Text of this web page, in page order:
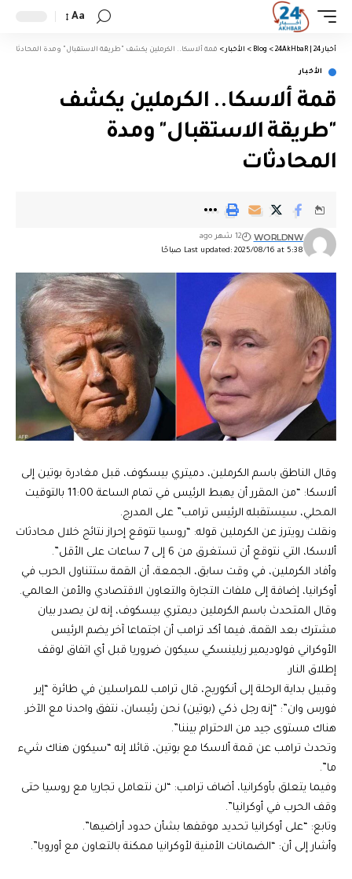
Aa
أخبار 24 | 24AkHbaR >
Blog
> الأخبار > قمة ألاسكا.. الكرملين يكشف "طريقة الاستقبال" ومدة المحادثات
الأخبار
قمة ألاسكا.. الكرملين يكشف
"طريقة الاستقبال" ومدة
المحادثات
Last updated: 2025/08/16 at 5:38 صباحًا
WORLDNW 12 شهر ago
وقال الناطق باسم الكرملين، دميتري بيسكوف، قبل مغادرة بوتين إلى
ألاسكا: “من المقرر أن يهبط الرئيس في تمام الساعة 11:00 بالتوقيت
المحلي، سيستقبله الرئيس ترامب” على المدرج.
ونقلت رويترز عن الكرملين قوله: “روسيا تتوقع إحراز نتائج خلال محادثات
ألاسكا، التي نتوقع أن تستغرق من 6 إلى 7 ساعات على الأقل”.
وأفاد الكرملين، في وقت سابق، الجمعة، أن القمة ستتناول الحرب في
أوكرانيا، إضافة إلى ملفات التجارة والتعاون الاقتصادي والأمن العالمي.
وقال المتحدث باسم الكرملين ديمتري بيسكوف، إنه لن يصدر بيان
مشترك بعد القمة، فيما أكد ترامب أن اجتماعا آخر يضم الرئيس
الأوكراني فولوديمير زيلينسكي سيكون ضروريا قبل أي اتفاق لوقف
إطلاق النار.
وقبيل بداية الرحلة إلى أنكوريج، قال ترامب للمراسلين في طائرة “إير
فورس وان”: “إنه رجل ذكي (بوتين) نحن رئيسان، نتفق واحدنا مع الآخر.
هناك مستوى جيد من الاحترام بيننا”.
وتحدث ترامب عن قمة ألاسكا مع بوتين، قائلا إنه “سيكون هناك شيء
ما”.
وفيما يتعلق بأوكرانيا، أضاف ترامب: “لن نتعامل تجاريا مع روسيا حتى
وقف الحرب في أوكرانيا”.
وتابع: “على أوكرانيا تحديد موقفها بشأن حدود أراضيها”.
وأشار إلى أن: “الضمانات الأمنية لأوكرانيا ممكنة بالتعاون مع أوروبا”.